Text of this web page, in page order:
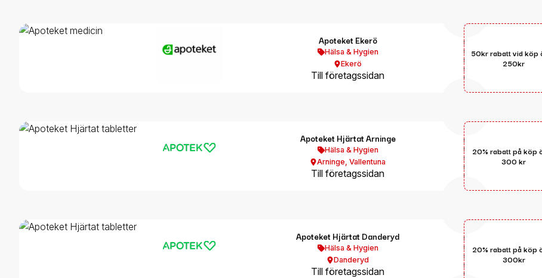
Apoteket Ekerö
Hälsa & Hygien
Ekerö
Till företagssidan
50kr rabatt vid köp
250kr
Apoteket Hjärtat Arninge
Hälsa & Hygien
Arninge ,Vallentuna
Till företagssidan
20% rabatt på köp
300 kr
Apoteket Hjärtat Danderyd
Hälsa & Hygien
Danderyd
Till företagssidan
20% rabatt på köp
300kr